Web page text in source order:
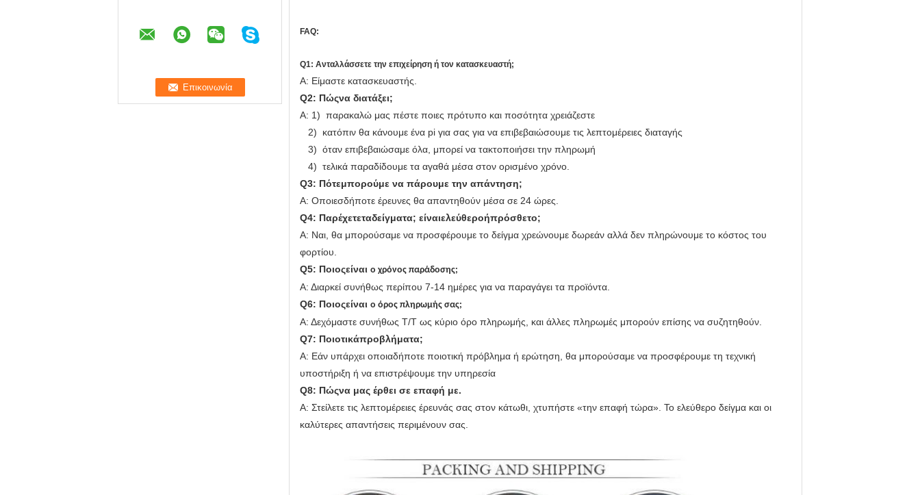
FAQ:
Q1: Ανταλλάσσετε την επιχείρηση ή τον κατασκευαστή;
Α: Είμαστε κατασκευαστής.
Q2: Πώςνα διατάξει;
Α: 1) παρακαλώ μας πέστε ποιες πρότυπο και ποσότητα χρειάζεστε
2) κατόπιν θα κάνουμε ένα pi για σας για να επιβεβαιώσουμε τις λεπτομέρειες διαταγής
3) όταν επιβεβαιώσαμε όλα, μπορεί να τακτοποιήσει την πληρωμή
4) τελικά παραδίδουμε τα αγαθά μέσα στον ορισμένο χρόνο.
Q3: Πότεμπορούμε να πάρουμε την απάντηση;
Α: Οποιεσδήποτε έρευνες θα απαντηθούν μέσα σε 24 ώρες.
Q4: Παρέχετεταδείγματα; είναιελεύθεροήπρόσθετο;
Α: Ναι, θα μπορούσαμε να προσφέρουμε το δείγμα χρεώνουμε δωρεάν αλλά δεν πληρώνουμε το κόστος του
φορτίου.
Q5: Ποιοςείναι ο χρόνος παράδοσης;
Α: Διαρκεί συνήθως περίπου 7-14 ημέρες για να παραγάγει τα προϊόντα.
Q6: Ποιοςείναι ο όρος πληρωμής σας;
Α: Δεχόμαστε συνήθως T/T ως κύριο όρο πληρωμής, και άλλες πληρωμές μπορούν επίσης να συζητηθούν.
Q7: Ποιοτικάπροβλήματα;
Α: Εάν υπάρχει οποιαδήποτε ποιοτική πρόβλημα ή ερώτηση, θα μπορούσαμε να προσφέρουμε τη τεχνική
υποστήριξη ή να επιστρέψουμε την υπηρεσία
Q8: Πώςνα μας έρθει σε επαφή με.
Α: Στείλετε τις λεπτομέρειες έρευνάς σας στον κάτωθι, χτυπήστε «την επαφή τώρα». Το ελεύθερο δείγμα και οι
καλύτερες απαντήσεις περιμένουν σας.